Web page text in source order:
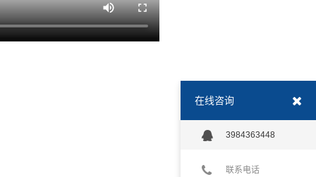
在线咨询
3984363448
联系电话